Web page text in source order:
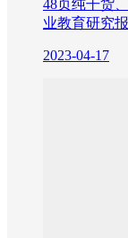
48页纯干货
业教育研究
2023-04-17